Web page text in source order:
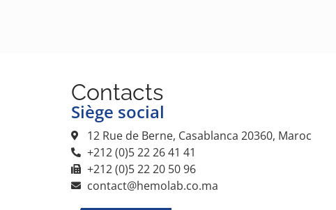
Contacts
Siège social
12 Rue de Berne, Casablanca 20360, Maroc
+212 (0)5 22 26 41 41
+212 (0)5 22 20 50 96
contact@hemolab.co.ma